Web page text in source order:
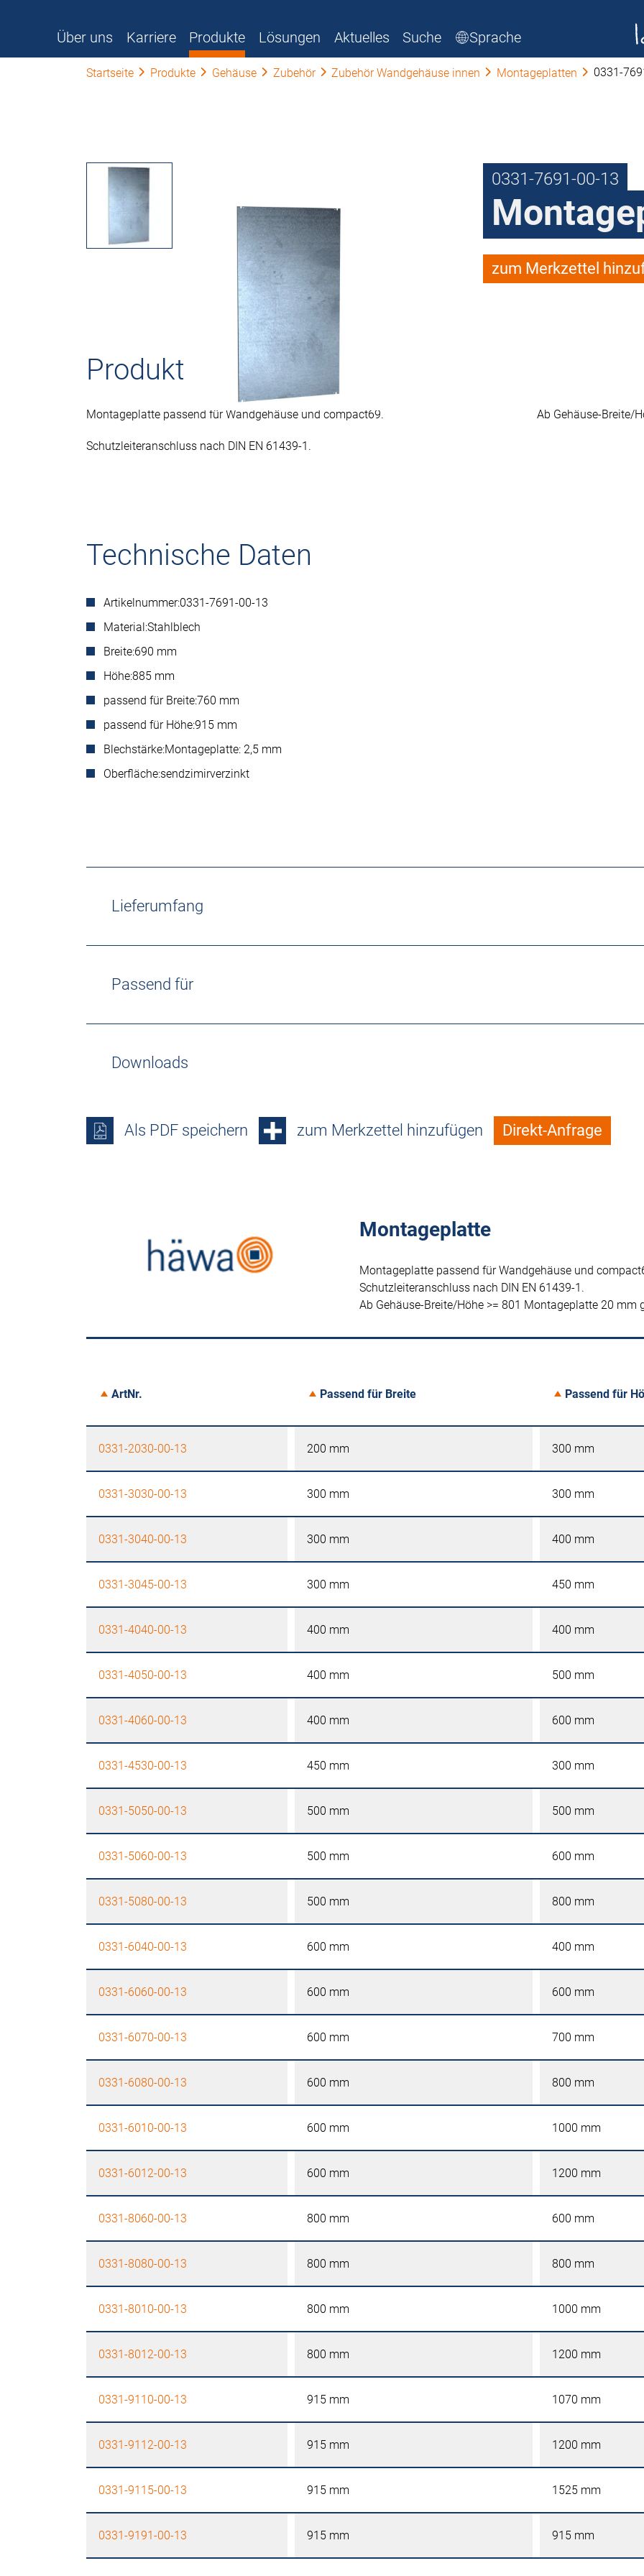
Über uns Karriere Produkte Lösungen Aktuelles Suche Sprache
Startseite Produkte Gehäuse Zubehör Zubehör Wandgehäuse innen Montageplatten 0331-
0331-7691-00-13
zum Merkzettel
Produktbeschreibung
Montageplatte passend für Wandgehäuse und compact69.
Schutzleiteranschluss nach DIN EN 61439-1.
Ab Gehäuse-Breite/
Technische Daten
Artikelnummer:0331-7691-00-13
Material:Stahlblech
Breite:690 mm
Höhe:885 mm
passend für Breite:760 mm
passend für Höhe:915 mm
Blechstärke:Montageplatte: 2,5 mm
Oberfläche:sendzimirverzinkt
Lieferumfang
Passend für
Downloads
Als PDF speichern zum Merkzettel hinzufügen Direkt-Anfrage
Montageplatte
Montageplatte passend für Wandgehäuse und
Schutzleiteranschluss nach DIN EN 61439-1.
Ab Gehäuse-Breite/Höhe >= 801 Montageplatte 20 mm
ArtNr. Passend für Breite Passend für
0331-2030-00-13 200 mm 300 mm
0331-3030-00-13 300 mm 300 mm
0331-3040-00-13 300 mm 400 mm
0331-3045-00-13 300 mm 450 mm
0331-4040-00-13 400 mm 400 mm
0331-4050-00-13 400 mm 500 mm
0331-4060-00-13 400 mm 600 mm
0331-4530-00-13 450 mm 300 mm
0331-5050-00-13 500 mm 500 mm
0331-5060-00-13 500 mm 600 mm
0331-5080-00-13 500 mm 800 mm
0331-6040-00-13 600 mm 400 mm
0331-6060-00-13 600 mm 600 mm
0331-6070-00-13 600 mm 700 mm
0331-6080-00-13 600 mm 800 mm
0331-6010-00-13 600 mm 1000 mm
0331-6012-00-13 600 mm 1200 mm
0331-8060-00-13 800 mm 600 mm
0331-8080-00-13 800 mm 800 mm
0331-8010-00-13 800 mm 1000 mm
0331-8012-00-13 800 mm 1200 mm
0331-9110-00-13 915 mm 1070 mm
0331-9112-00-13 915 mm 1200 mm
0331-9115-00-13 915 mm 1525 mm
0331-9191-00-13 915 mm 915 mm